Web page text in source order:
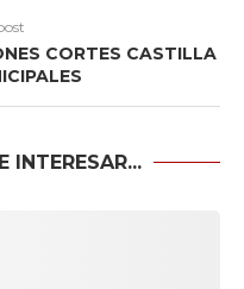
CORTES CASTILLA
INTERESAR...